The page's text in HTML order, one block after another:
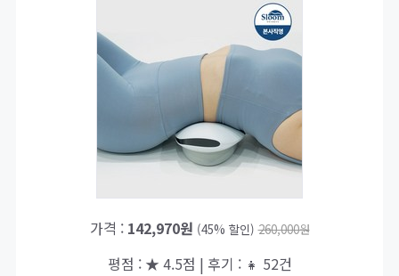
가격 : 142,970원 (45% 할인) 260,000원
평점 : ★ 4.5점 | 후기 : 👧 52건